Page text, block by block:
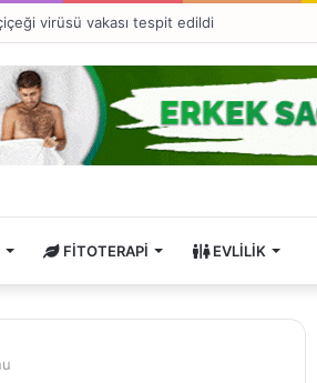
ölümler erkeklerde kadınlara oranla 4 kat fazla
FITOTERAPI EVLILIK